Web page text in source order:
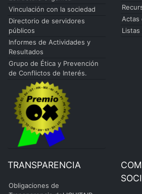
Vinculación con la sociedad
Directorio de servidores
públicos
Informes de Actividades y
Resultados
Grupo de Ética y Prevención
de Conflictos de Interés.
Actas
TRANSPARENCIA
Obligaciones de